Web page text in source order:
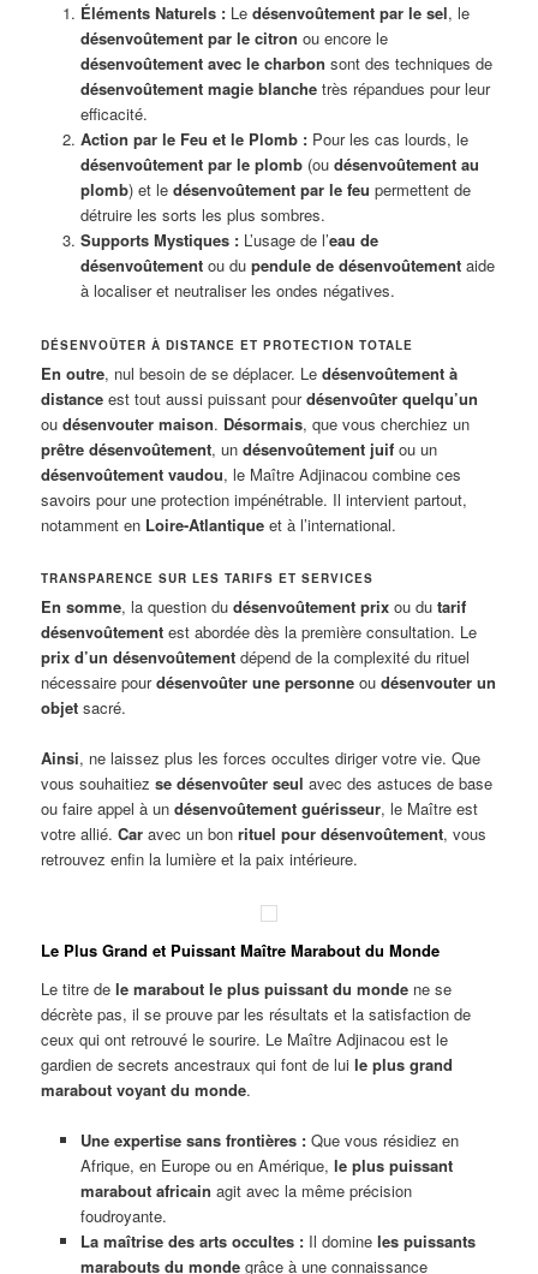
Éléments Naturels :Le désenvoûtement par le sel, le
désenvoûtement par le citron ou encore le
désenvoûtement avec le charbon sont des techniques de
désenvoûtement magie blanchetrès répandues pour leur
efficacité.
Action par le Feu et le Plomb :Pour les cas lourds, le
désenvoûtement par le plomb(ou désenvoûtement au
plomb) et le désenvoûtement par le feu permettent de
détruire les sorts les plus sombres.
Supports Mystiques :L’usage de l’eau de
désenvoûtementou du pendule de désenvoûtementaide
à localiser et neutraliser les ondes négatives.
DÉSENVOÛTER À DISTANCE ET PROTECTION TOTALE
En outre, nul besoin de se déplacer. Ledésenvoûtement à
distance est tout aussi puissant pourdésenvoûter quelqu’un
oudésenvouter maison. Désormais, que vous cherchiez un
prêtre désenvoûtement, undésenvoûtement juif ou un
désenvoûtement vaudou, le Maître Adjinacou combine ces
savoirs pour une protection impénétrable. Il intervient partout,
notamment en Loire-Atlantique et à l’international.
TRANSPARENCE SUR LES TARIFS ET SERVICES
En somme, la question dudésenvoûtement prix ou dutarif
désenvoûtement est abordée dès la première consultation. Le
prix d’un désenvoûtement dépend de la complexité du rituel
nécessaire pourdésenvoûter une personne oudésenvouter un
objet sacré.
Ainsi, ne laissez plus les forces occultes diriger votre vie. Que
vous souhaitiezse désenvoûter seul avec des astuces de base
ou faire appel à undésenvoûtement guérisseur, le Maître est
votre allié.Car avec un bonrituel pour désenvoûtement, vous
retrouvez enfin la lumière et la paix intérieure.
Le Plus Grand et Puissant Maître Marabout du Monde
Le titre dele marabout le plus puissant du monde ne se
décrète pas, il se prouve par les résultats et la satisfaction de
ceux qui ont retrouvé le sourire. Le Maître Adjinacou est le
gardien de secrets ancestraux qui font de luile plus grand
marabout voyant du monde.
Une expertise sans frontières :Que vous résidiez en
Afrique, en Europe ou en Amérique, le plus puissant
marabout africain agit avec la même précision
foudroyante.
La maîtrise des arts occultes :Il domine les puissants
marabouts du mondegrâce à une connaissance